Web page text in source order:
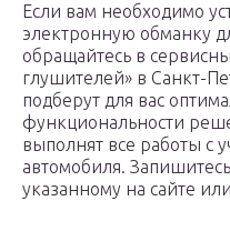
Если вам необходимо
электронную обманку
обращайтесь в
глушителей» в Санкт-
подберут для вас
функциональности
выполнят все работы с
автомобиля.
указанному на сайте